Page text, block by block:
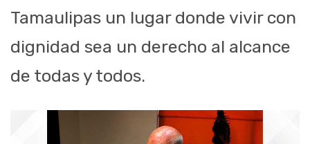
Tamaulipas un lugar donde vivir con
dignidad sea un derecho al alcance
de todas y todos.